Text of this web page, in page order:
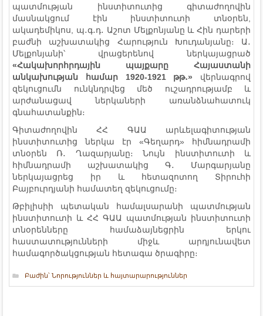
պատմության ինստիտուտից գիտաժողովին
մասնակցում էին ինստիտուտի տնօրեն,
ակադեմիկոս, պ․գ․դ․ Աշոտ Մելքոնյանը և Հին դարերի
բաժնի աշխատակից Հարություն Խուդանյանը։ Ա․
Մելքոնյանի՝ վրացերենով ներկայացրած
«Հակախորհրդային պայքարը Հայաստանի
անկախության համար 1920-1921 թթ․» վերնագրով
զեկուցումն ունկնդրվեց մեծ ուշադրությամբ և
արժանացավ ներկաների առանձնահատուկ
գնահատանքին։
Գիտաժողովին ՀՀ ԳԱԱ արևելագիտության
ինստիտուտից ներկա էր «Գեղարդ» հիմնադրամի
տնօրեն Ռ․ Ղազարյանը։ Նույն ինստիտուտի և
հիմնադրամի աշխատակից Գ․ Մարգարյանը
ներկայացրեց իր և հետազոտող Տիրուհի
Բայբուրդյանի համատեղ զեկուցումը։
Թբիլիսիի պետական համալսարանի պատմության
ինստիտուտի և ՀՀ ԳԱԱ պատմության ինստիտուտի
տնօրենները համաձայնեցրին երկու
հաստատությունների միջև արդյունավետ
համագործակցության հետագա ծրագիրը։
Բաժին՝ Նորություններ և հայտարարություններ